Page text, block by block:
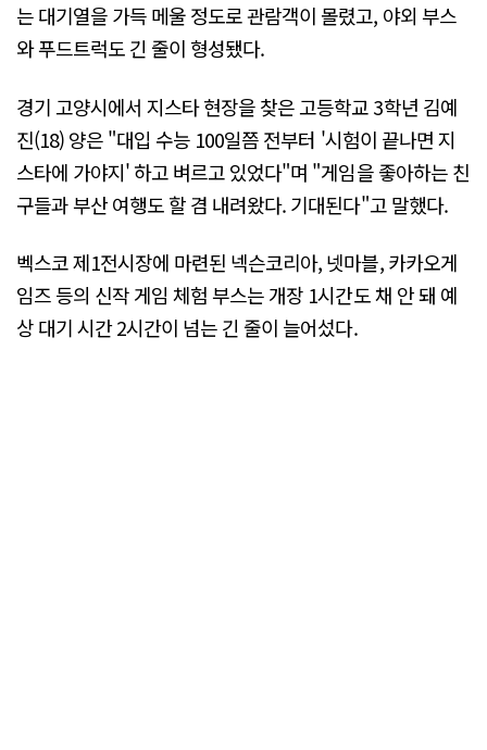
는 대기열을 가득 메울 정도로 관람객이 몰렸고, 야외 부스
와 푸드트럭도 긴 줄이 형성됐다.
경기 고양시에서 지스타 현장을 찾은 고등학교 3학년 김예
진(18) 양은 "대입 수능 100일쯤 전부터 '시험이 끝나면 지
스타에 가야지' 하고 벼르고 있었다"며 "게임을 좋아하는 친
구들과 부산 여행도 할 겸 내려왔다. 기대된다"고 말했다.
벡스코 제1전시장에 마련된 넥슨코리아, 넷마블, 카카오게
임즈 등의 신작 게임 체험 부스는 개장 1시간도 채 안 돼 예
상 대기 시간 2시간이 넘는 긴 줄이 늘어섰다.